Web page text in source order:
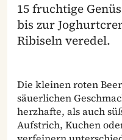
15 fruchtige
bis zur
Ribiseln veredel.
Die kleinen roten
säuerlichen
herzhafte, als auch
Aufstrich, Kuchen